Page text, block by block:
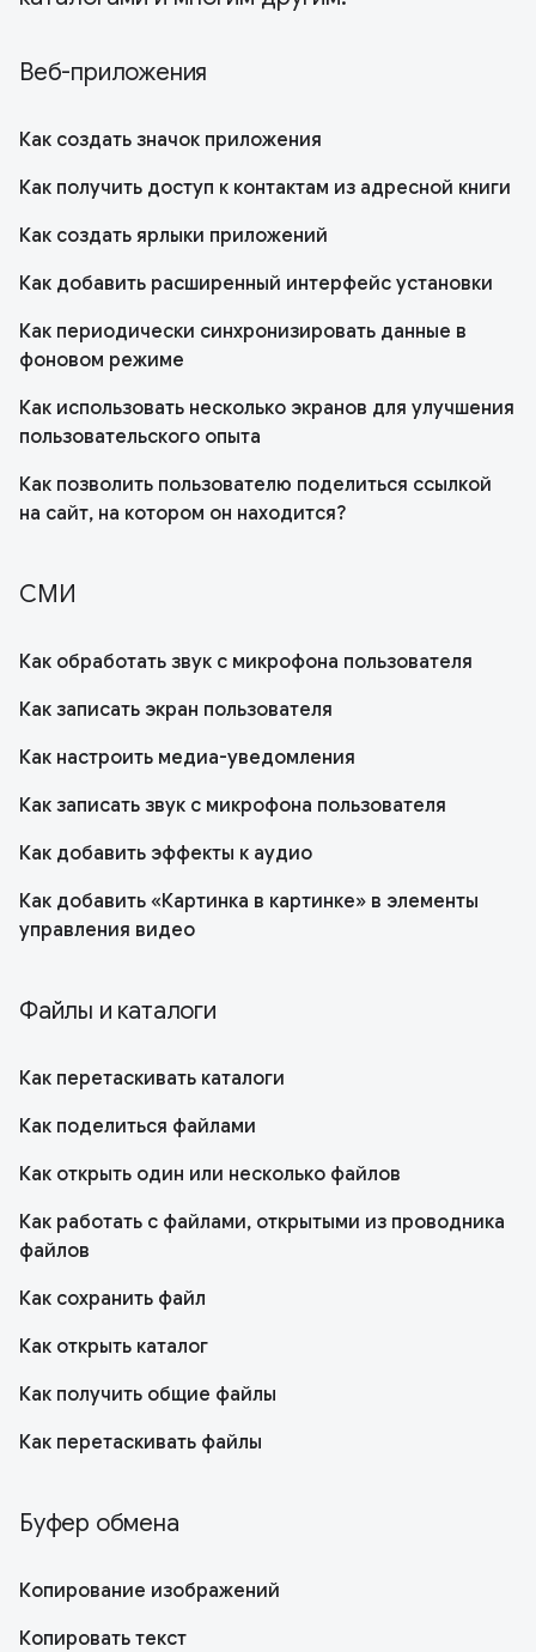
Веб-приложения
Как создать значок приложения
Как получить доступ к контактам из адресной книги
Как создать ярлыки приложений
Как добавить расширенный интерфейс установки
Как периодически синхронизировать данные в
фоновом режиме
Как использовать несколько экранов для улучшения
пользовательского опыта
Как позволить пользователю поделиться ссылкой
на сайт, на котором он находится?
СМИ
Как обработать звук с микрофона пользователя
Как записать экран пользователя
Как настроить медиа-уведомления
Как записать звук с микрофона пользователя
Как добавить эффекты к аудио
Как добавить «Картинка в картинке» в элементы
управления видео
Файлы и каталоги
Как перетаскивать каталоги
Как поделиться файлами
Как открыть один или несколько файлов
Как работать с файлами, открытыми из проводника
файлов
Как сохранить файл
Как открыть каталог
Как получить общие файлы
Как перетаскивать файлы
Буфер обмена
Копирование изображений
Копировать текст